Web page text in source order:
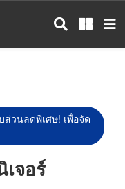
วนลดพิเศษ! เพื่อจัด
จอร์